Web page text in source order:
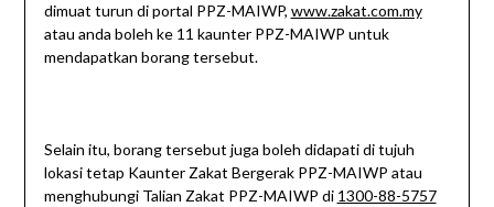
dimuat turun di portal PPZ-MAIWP, www.zakat.com.my
atau anda boleh ke 11 kaunter PPZ-MAIWP untuk
mendapatkan borang tersebut.
Selain itu, borang tersebut juga boleh didapati di tujuh
lokasi tetap Kaunter Zakat Bergerak PPZ-MAIWP atau
menghubungi Talian Zakat PPZ-MAIWP di 1300-88-5757